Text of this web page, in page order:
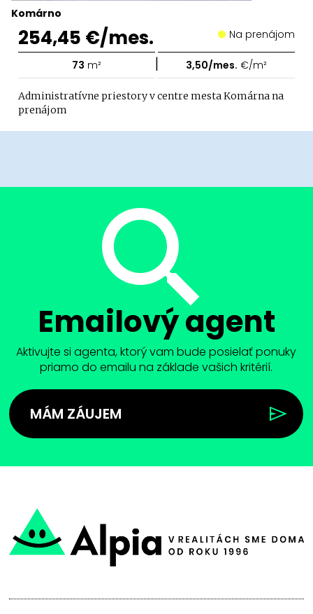
Komárno
254,45 €/mes. Na prenájom
73 m² | 3,50/mes. €/m²
Administratívne priestory v centre mesta Komárna na
prenájom
Emailový agent
Aktivujte si agenta, ktorý vam bude posielať ponuky
priamo do emailu na základe vašich kritérií.
MÁM ZÁUJEM